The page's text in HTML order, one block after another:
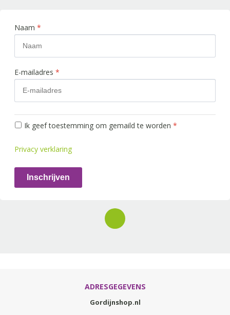
Naam *
E-mailadres *
Ik geef toestemming om gemaild te worden *
Privacy verklaring
Inschrijven
ADRESGEGEVENS
Gordijnshop.nl